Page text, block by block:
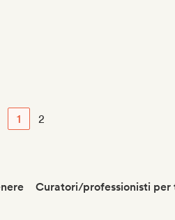
1 2
Curatori/professionisti per